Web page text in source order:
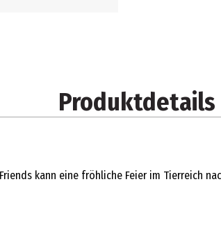
Produktdetails
kann eine fröhliche Feier im Tierreich